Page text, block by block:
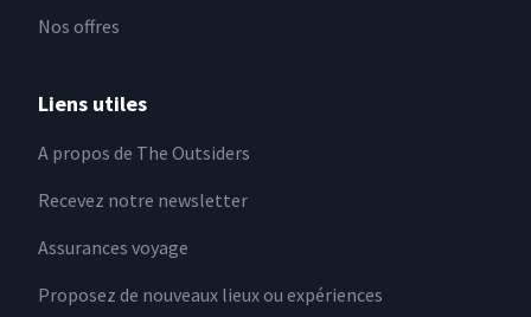
Nos offres
Liens utiles
A propos de The Outsiders
Recevez notre newsletter
Assurances voyage
Proposez de nouveaux lieux ou expériences